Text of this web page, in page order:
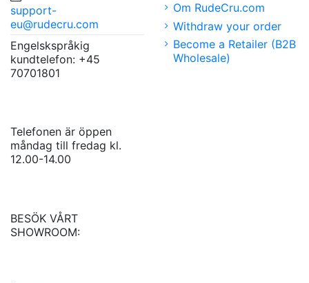
support-
eu@rudecru.com
Engelskspråkig
kundtelefon: +45
70701801
Telefonen är öppen
måndag till fredag kl.
12.00-14.00
BESÖK VÅRT
SHOWROOM:
Om RudeCru.com
Withdraw your order
Become a Retailer (B2B
Wholesale)